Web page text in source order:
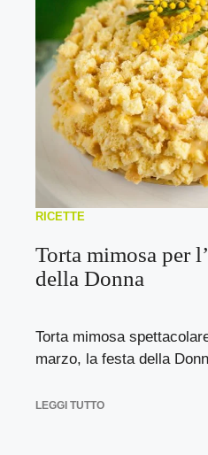
RICETTE
Torta mimosa per
della Donna
Torta mimosa
marzo, la festa della
LEGGI TUTTO